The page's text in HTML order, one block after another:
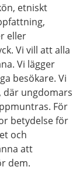
etniskt
eller
Vi vill att alla
Vi lägger
besökare. Vi
där ungdomars
För
betydelse för
och
att
dem.